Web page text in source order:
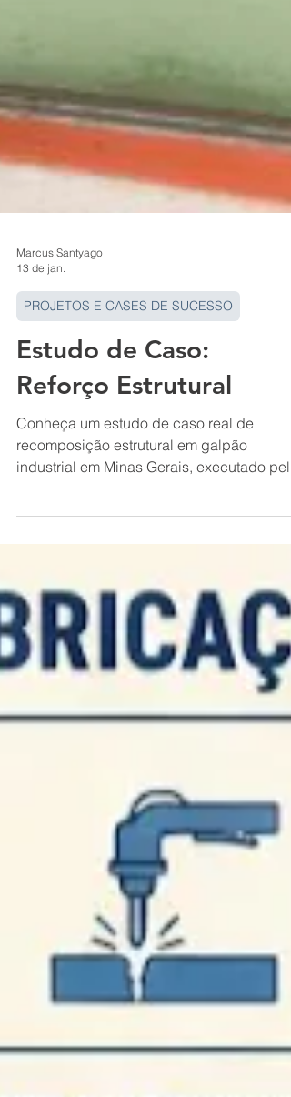
13 de jan.
PROJETOS E CASES DE SUCESSO
Estudo de Caso:
Reforço Estrutural
Conheça um estudo de caso real de
recomposição estrutural em galpão
Enjatec, com atuação em todo o Brasil.